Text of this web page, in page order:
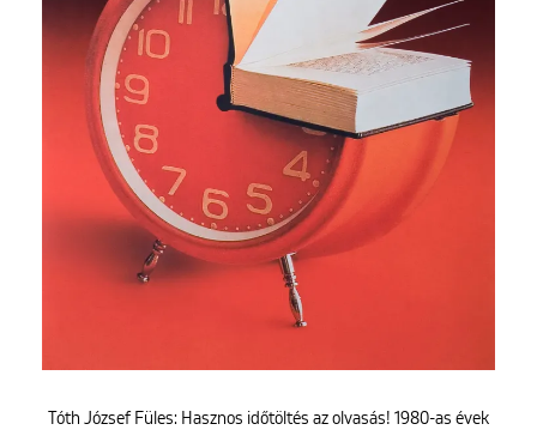
Tóth József Füles: Hasznos időtöltés az olvasás! 1980-as évek